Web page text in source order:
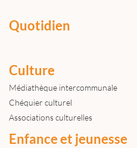
Quotidien
Culture
Médiathèque intercommunale
Chéquier culturel
Associations culturelles
Enfance et jeunesse